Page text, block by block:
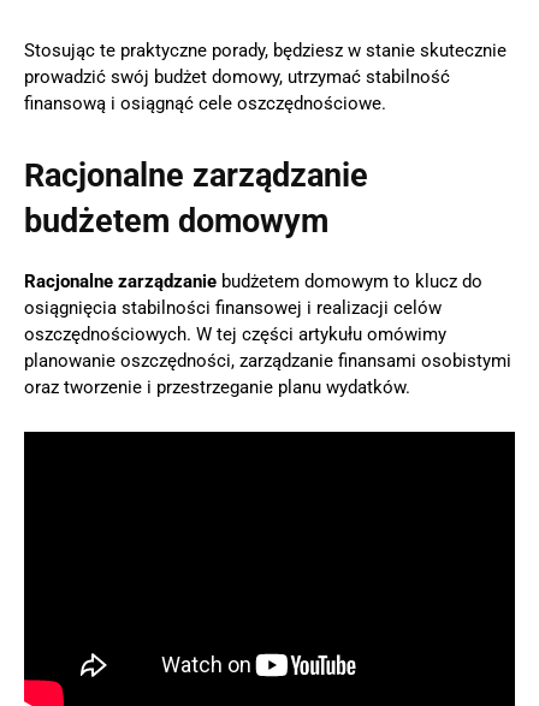
Stosując te praktyczne porady, będziesz w stanie skutecznie
prowadzić swój budżet domowy, utrzymać stabilność
finansową i osiągnąć cele oszczędnościowe.
Racjonalne zarządzanie
budżetem domowym
Racjonalne zarządzanie budżetem domowym to klucz do
osiągnięcia stabilności finansowej i realizacji celów
oszczędnościowych. W tej części artykułu omówimy
planowanie oszczędności, zarządzanie finansami osobistymi
oraz tworzenie i przestrzeganie planu wydatków.